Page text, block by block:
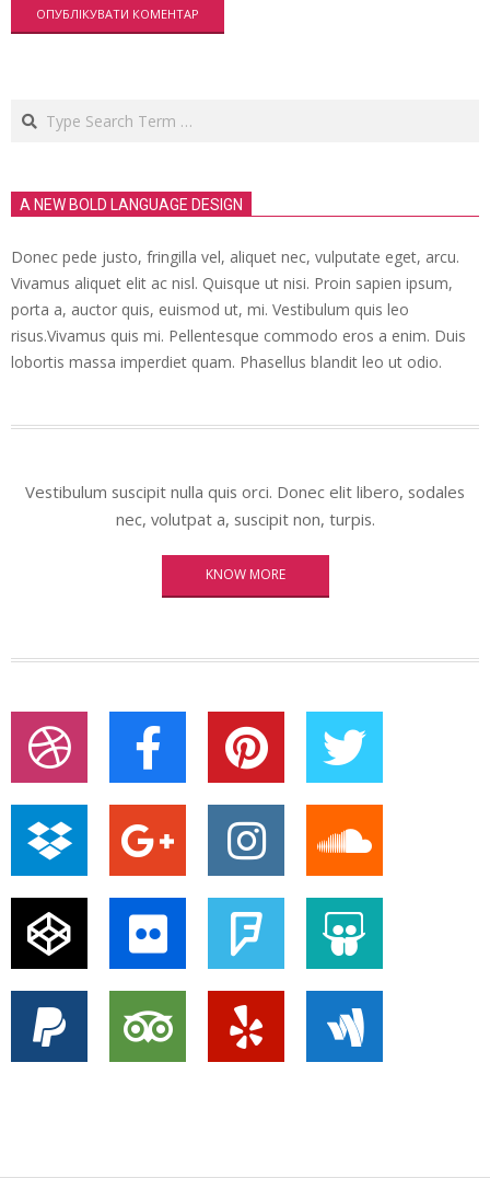
Search
A NEW BOLD LANGUAGE DESIGN
Donec pede justo, fringilla vel, aliquet nec, vulputate eget, arcu.
Vivamus aliquet elit ac nisl. Quisque ut nisi. Proin sapien ipsum,
porta a, auctor quis, euismod ut, mi. Vestibulum quis leo
risus.Vivamus quis mi. Pellentesque commodo eros a enim. Duis
lobortis massa imperdiet quam. Phasellus blandit leo ut odio.
Vestibulum suscipit nulla quis orci. Donec elit libero, sodales
nec, volutpat a, suscipit non, turpis.
KNOW MORE